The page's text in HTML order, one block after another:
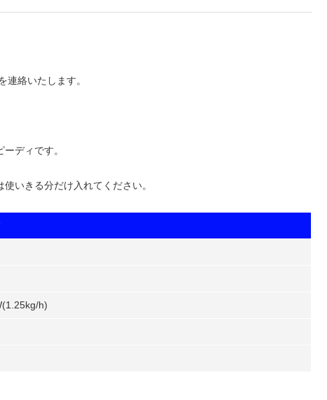
絡いたします。
ディです。
いきる分だけ入れてください。
h)